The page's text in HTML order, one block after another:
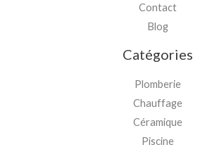
Contact
Blog
Catégories
Plomberie
Chauffage
Céramique
Piscine